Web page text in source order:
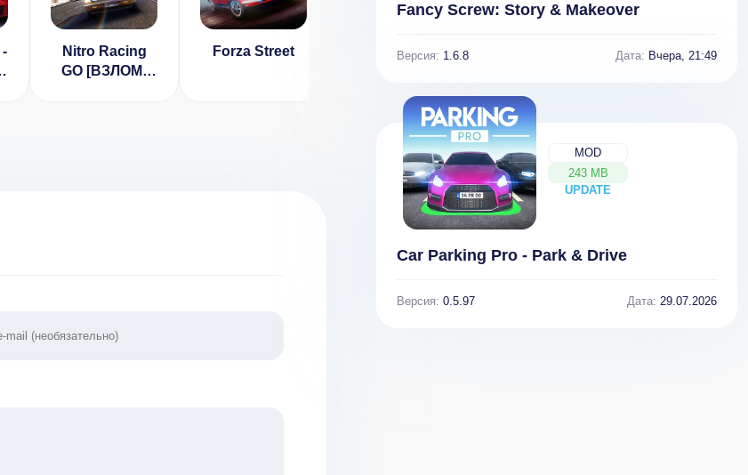
Nitro Racing
GO [ВЗЛОМ:
Forza Street
Car Racing 2018
валюта] 10.2
Уличные
Гонки 1.02.3
Fancy Screw: Story & Makeover
Версия: 1.6.8 Дата: Вчера, 21:49
MOD
243 MB
UPDATE
NEW
Car Parking Pro - Park & Drive
Версия: 0.5.97 Дата: 29.07.2026